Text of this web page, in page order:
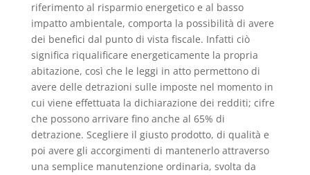
riferimento al risparmio energetico e al basso
impatto ambientale, comporta la possibilità di avere
dei benefici dal punto di vista fiscale. Infatti ciò
significa riqualificare energeticamente la propria
abitazione, così che le leggi in atto permettono di
avere delle detrazioni sulle imposte nel momento in
cui viene effettuata la dichiarazione dei redditi; cifre
che possono arrivare fino anche al 65% di
detrazione. Scegliere il giusto prodotto, di qualità e
poi avere gli accorgimenti di mantenerlo attraverso
una semplice manutenzione ordinaria, svolta da